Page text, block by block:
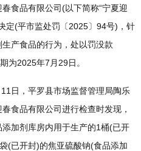
食品有限公司(以下简称“宁夏迎
定(平市监处罚〔2025〕94号)，针
产食品的行为，处以罚没款
为2025年7月29日。
，平罗县市场监督管理局陶乐
食品有限公司进行检查时发现，
加剂库房内用于生产的1桶(已开
(已开封)的焦亚硫酸钠(食品添加